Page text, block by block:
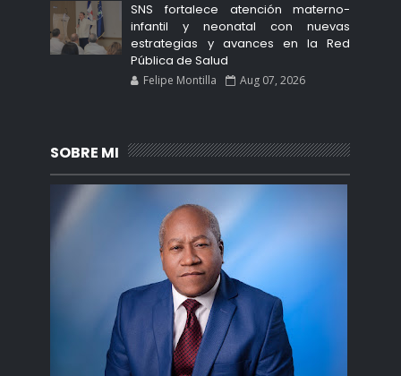
SNS fortalece atención materno-
infantil y neonatal con nuevas
estrategias y avances en la Red
Pública de Salud
Felipe Montilla Aug 07, 2026
SOBRE MI